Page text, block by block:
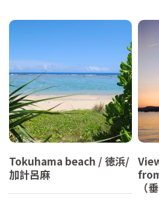
Tokuhama beach / 徳浜/
加計呂麻
（